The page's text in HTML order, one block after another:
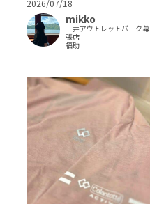
2026/07/18
mikko
三井アウトレットパーク幕
張店
福助